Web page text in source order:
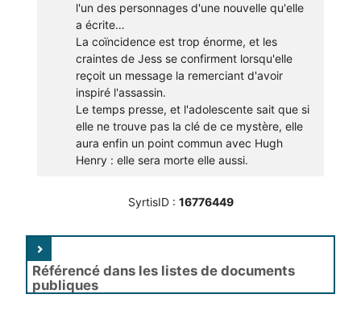
l'un des personnages d'une nouvelle qu'elle
a écrite…
La coïncidence est trop énorme, et les
craintes de Jess se confirment lorsqu'elle
reçoit un message la remerciant d'avoir
inspiré l'assassin.
Le temps presse, et l'adolescente sait que si
elle ne trouve pas la clé de ce mystère, elle
aura enfin un point commun avec Hugh
Henry : elle sera morte elle aussi.
SyrtisID : 16776449
Référencé dans les listes de documents
publiques